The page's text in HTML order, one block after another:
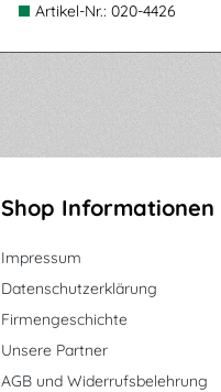
Artikel-Nr.: 020-4426
Shop Informationen
Impressum
Datenschutzerklärung
Firmengeschichte
Unsere Partner
AGB und Widerrufsbelehrung